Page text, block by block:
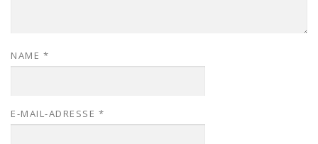
NAME *
E-MAIL-ADRESSE *